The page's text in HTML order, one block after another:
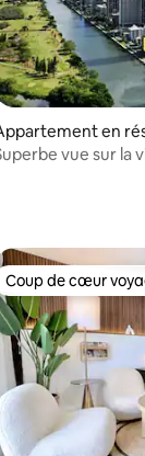
sur 5
sur la base
en
vue sur la
Coup de cœur
Coup de cœur